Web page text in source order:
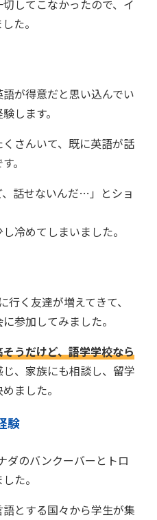
してこなかったので、イ
た。
が得意だと思い込んでい
します。
さんいて、既に英語が話
。
、話せないんだ…」とショ
冷めてしまいました。
く友達が増えてきて、
参加してみました。
うだけど、語学学校なら
じ、家族にも相談し、留学
ました。
験
ダのバンクーバーとトロ
た。
とする国々から学生が集